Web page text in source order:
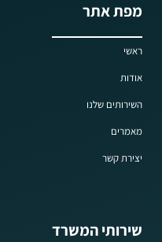
מפת אתר
ראשי
אודות
השירותים שלנו
מאמרים
יצירת קשר
שירותי המשרד